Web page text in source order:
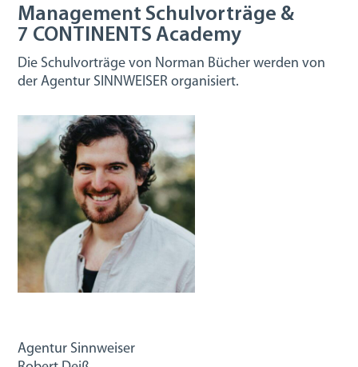
Management Schulvorträge &
7 CONTINENTS Academy
Die Schulvorträge von Norman Bücher werden von
der Agentur SINNWEISER organisiert.
Agentur Sinnweiser